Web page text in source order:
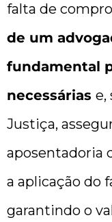
falta de
de um
fundamental
necessárias e,
Justiça,
aposentadoria
a aplicação do
garantindo o